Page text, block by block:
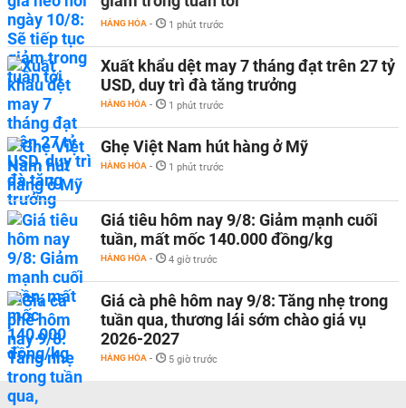
HÀNG HÓA - 1 phút trước
Xuất khẩu dệt may 7 tháng đạt trên 27 tỷ
USD, duy trì đà tăng trưởng
HÀNG HÓA - 1 phút trước
Ghẹ Việt Nam hút hàng ở Mỹ
HÀNG HÓA - 1 phút trước
Giá tiêu hôm nay 9/8: Giảm mạnh cuối
tuần, mất mốc 140.000 đồng/kg
HÀNG HÓA - 4 giờ trước
Giá cà phê hôm nay 9/8: Tăng nhẹ trong
tuần qua, thương lái sớm chào giá vụ
2026-2027
HÀNG HÓA - 5 giờ trước